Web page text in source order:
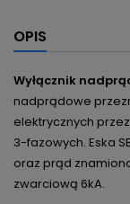
OPIS
Wyłącznik
nadprądowe
elektrycznych
3-fazowych. Eska
oraz prąd
zwarciową 6kA.